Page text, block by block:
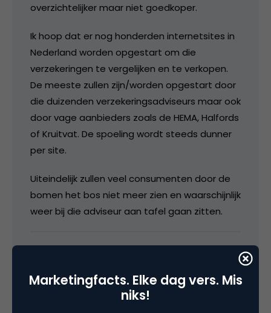
overzichtelijker maar niet goedkoper.
Ik hoop dat er nog honderden internetsites in
Nederland worden opgestart om die
verzekeringen te vergelijken en te verkopen.
De meeste zullen zijn/worden opgestart door
die duizenden verzekeringsadviseurs maar ook
door vage aanbieders zoals de HEMA, Halfords
of Kruitvat. De spoeling wordt steeds dunner
per site.
Uiteindelijk zullen veel consumenten door de
bomen het bos niet meer zien en waarschijnlijk
weer bij die adviseur aan tafel gaan zitten.
12 maart 2007 om 21:19
Marketingfacts. Elke dag vers. Mis
niks!